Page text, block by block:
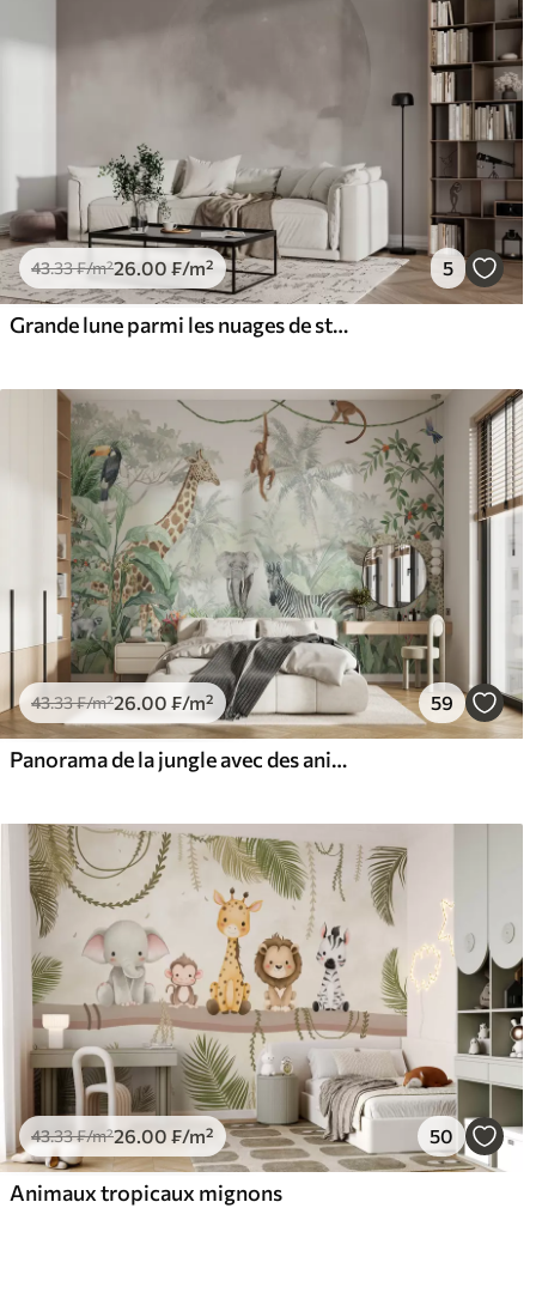
43.33₣/m²26.00 ₣/m² 5
Grande lune parmi les nuages de style loft de couleur beige
43.33₣/m²26.00 ₣/m² 59
Panorama de la jungle avec des animaux
43.33₣/m²26.00 ₣/m² 50
Animaux tropicaux mignons